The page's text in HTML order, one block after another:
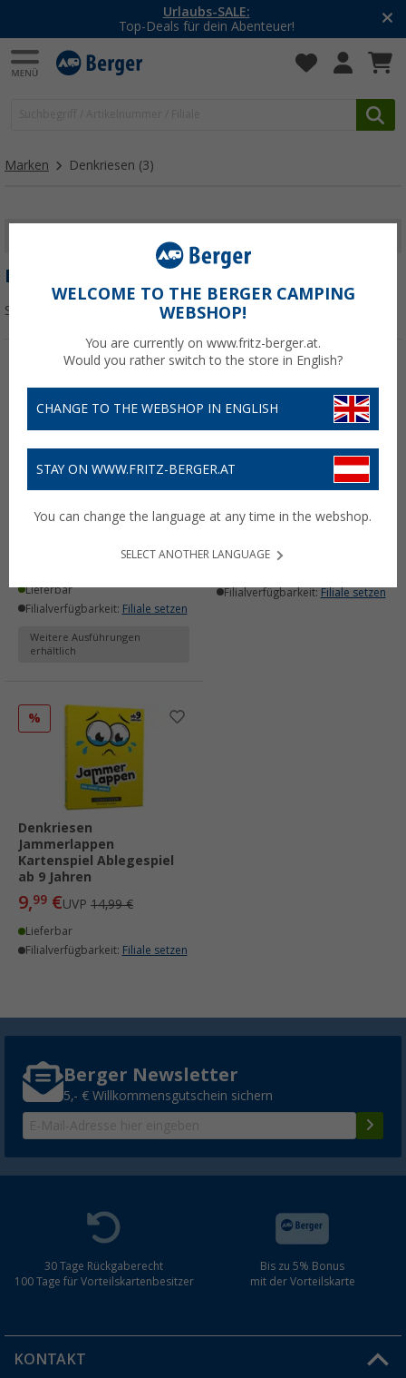
Urlaubs-SALE:
Top-Deals für dein Abenteuer!
Marken Denkriesen (3)
DENKRIESEN
Sortieren:
Kartenspiel 4 Level
14,99 €
Lieferbar
Filialverfügbarkeit: Filiale setzen
Weitere Ausführungen
erhältlich
Wortspiel ab 9 Jahren
Filialverfügbarkeit: Filiale setzen
%
Denkriesen
Jammerlappen
Kartenspiel Ablegespiel
ab 9 Jahren
9,99 €UVP 14,99 €
Lieferbar
Filialverfügbarkeit: Filiale setzen
Berger Newsletter
5,- € Willkommensgutschein sichern
30 Tage Rückgaberecht
100 Tage für Vorteilskartenbesitzer
Bis zu 5% Bonus
mit der Vorteilskarte
KONTAKT
WELCOME TO THE BERGER CAMPING
WEBSHOP!
You are currently on www.fritz-berger.at.
Would you rather switch to the store in English?
CHANGE TO THE WEBSHOP IN ENGLISH
STAY ON WWW.FRITZ-BERGER.AT
You can change the language at any time in the webshop.
SELECT ANOTHER LANGUAGE